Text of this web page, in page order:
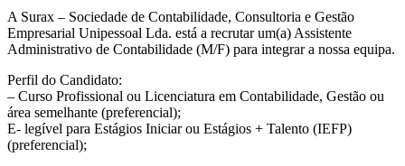
A Surax – Sociedade de Contabilidade, Consultoria e Gestão
Empresarial Unipessoal Lda. está a recrutar um(a) Assistente
Administrativo de Contabilidade (M/F) para integrar a nossa equipa.
Perfil do Candidato:
– Curso Profissional ou Licenciatura em Contabilidade, Gestão ou
área semelhante (preferencial);
E- legível para Estágios Iniciar ou Estágios + Talento (IEFP)
(preferencial);